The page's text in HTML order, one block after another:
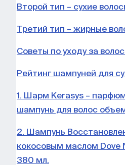
Второй тип – сухие
Третий тип – жирные
Советы по уходу за
Рейтинг шампуней для
1. Шарм Kerasys –
шампунь для волос
2. Шампунь
кокосовым маслом Dove
380 мл.